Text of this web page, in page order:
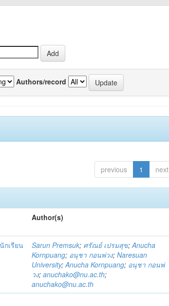
Authors/record
previous 1 next
Author(s)
กเรียน
Sarun Premsuk; ศรัณย์ เปรมสุข;Anucha
Kornpuang; อนุชา กอนพ่วง;Naresuan
University;Anucha Kornpuang; อนุชา กอนพ่
วง;anuchako@nu.ac.th;
anuchako@nu.ac.th